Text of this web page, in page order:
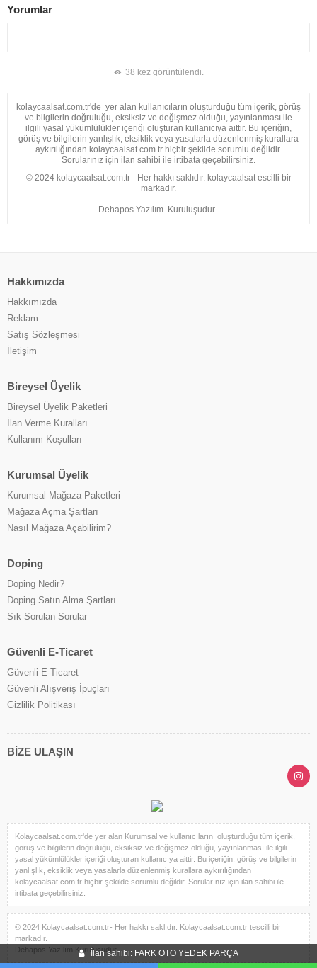
İlan sahibi: FARK OTO YEDEK PARÇA
Yorumlar
38 kez görüntülendi.
kolaycaalsat.com.tr'de yer alan kullanıcıların oluşturduğu tüm içerik, görüş
ve bilgilerin doğruluğu, eksiksiz ve değişmez olduğu, yayınlanması ile
ilgili yasal yükümlülükler içeriği oluşturan kullanıcıya aittir. Bu içeriğin,
görüş ve bilgilerin yanlışlık, eksiklik veya yasalarla düzenlenmiş kurallara
aykırılığından kolaycaalsat.com.tr hiçbir şekilde sorumlu değildir.
Sorularınız için ilan sahibi ile irtibata geçebilirsiniz.
© 2024 kolaycaalsat.com.tr - Her hakkı saklıdır. kolaycaalsat escilli bir
markadır.
Dehapos Yazılım. Kuruluşudur.
Hakkımızda
Hakkımızda
Reklam
Satış Sözleşmesi
İletişim
Bireysel Üyelik
Bireysel Üyelik Paketleri
İlan Verme Kuralları
Kullanım Koşulları
Kurumsal Üyelik
Kurumsal Mağaza Paketleri
Mağaza Açma Şartları
Nasıl Mağaza Açabilirim?
Doping
Doping Nedir?
Doping Satın Alma Şartları
Sık Sorulan Sorular
Güvenli E-Ticaret
Güvenli E-Ticaret
Güvenli Alışveriş İpuçları
Gizlilik Politikası
BİZE ULAŞIN
Kolaycaalsat.com.tr'de yer alan Kurumsal ve kullanıcıların oluşturduğu tüm içerik,
görüş ve bilgilerin doğruluğu, eksiksiz ve değişmez olduğu, yayınlanması ile ilgili
yasal yükümlülükler içeriği oluşturan kullanıcıya aittir. Bu içeriğin, görüş ve bilgilerin
yanlışlık, eksiklik veya yasalarla düzenlenmiş kurallara aykırılığından
kolaycaalsat.com.tr hiçbir şekilde sorumlu değildir. Sorularınız için ilan sahibi ile
irtibata geçebilirsiniz.
© 2024 Kolaycaalsat.com.tr- Her hakkı saklıdır. Kolaycaalsat.com.tr tescilli bir
markadır.
Dehapos Yazılım Kuruluşudur.